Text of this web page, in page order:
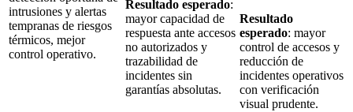
intrusiones y alertas
tempranas de riesgos
térmicos, mejor
control operativo.
Resultado esperado:
mayor capacidad de
respuesta ante accesos
no autorizados y
trazabilidad de
incidentes sin
garantías absolutas.
Resultado
esperado: mayor
control de accesos y
reducción de
incidentes operativos
con verificación
visual prudente.